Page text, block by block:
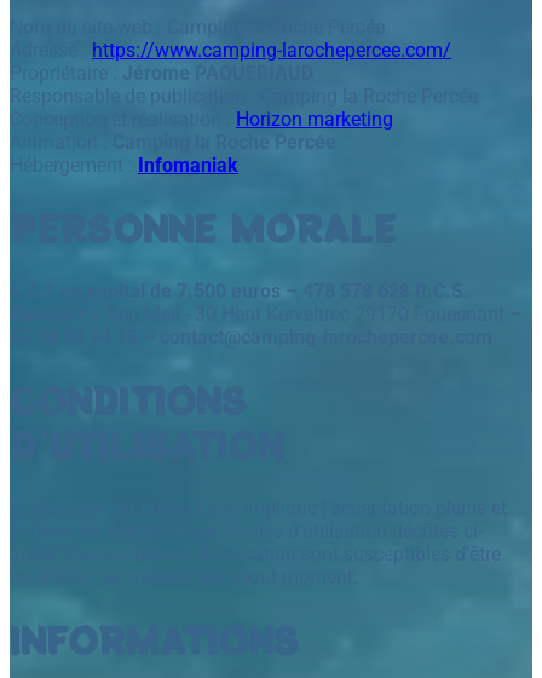
https://www.camping-larochepercee.com/
Jérome PAQUERIAUD
Responsable de publication : Camping la Roche Percée
Horizon marketing
Camping la Roche Percée
Hébergement : Infomaniak
PERSONNE MORALE
au capital de 7.500 euros – 478 578 628 R.C.S.
02 98 94 94 15 – contact@camping-larochepercee.com
CONDITIONS
après. Ces conditions d’utilisation sont susceptibles d’être
INFORMATIONS